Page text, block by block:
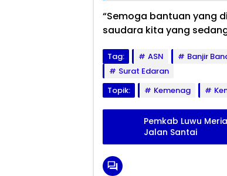
“Semoga bantuan yang
saudara kita yang
Tag: ASN Banjir
Surat Edaran
Topik:
Kemenag
Pemkab Luwu
Jalan Santai